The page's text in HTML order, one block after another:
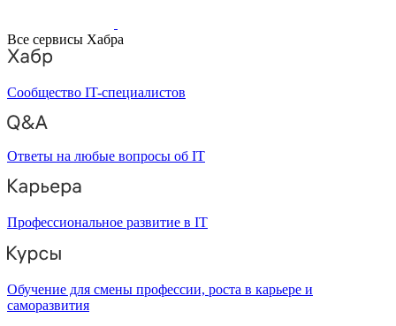
Все сервисы Хабра
Сообщество IT-специалистов
Ответы на любые вопросы об IT
Профессиональное развитие в IT
Обучение для смены профессии, роста в карьере и
саморазвития